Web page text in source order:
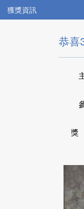
獲獎資訊
恭喜
獎